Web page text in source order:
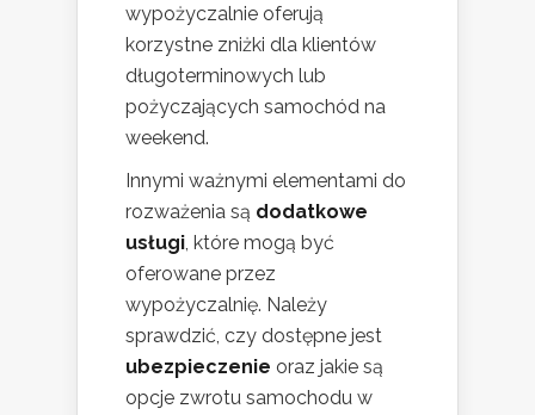
wypożyczalnie oferują
korzystne zniżki dla klientów
długoterminowych lub
pożyczających samochód na
weekend.
Innymi ważnymi elementami do
rozważenia są dodatkowe
usługi , które mogą być
oferowane przez
wypożyczalnię. Należy
sprawdzić, czy dostępne jest
ubezpieczenie oraz jakie są
opcje zwrotu samochodu w